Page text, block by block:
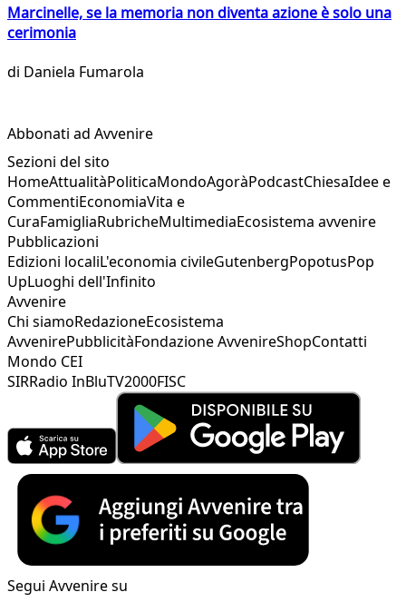
Marcinelle, se la memoria non diventa azione è solo una
cerimonia
di Daniela Fumarola
Abbonati ad Avvenire
Sezioni del sito
HomeAttualitàPoliticaMondoAgoràPodcastChiesaIdee e
CommentiEconomiaVita e
CuraFamigliaRubricheMultimediaEcosistema avvenire
Pubblicazioni
Edizioni localiL'economia civileGutenbergPopotusPop
UpLuoghi dell'Infinito
Avvenire
Chi siamoRedazioneEcosistema
AvvenirePubblicitàFondazione AvvenireShopContatti
Mondo CEI
SIRRadio InBluTV2000FISC
Segui Avvenire su